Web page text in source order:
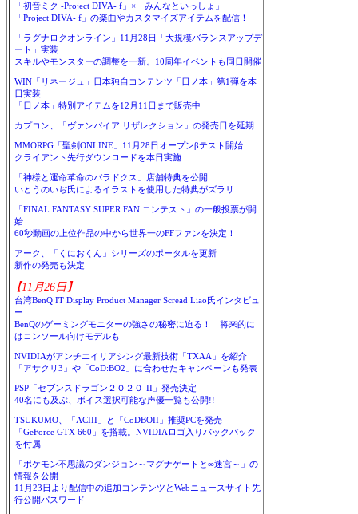
「初音ミク -Project DIVA- f」×「みんなといっしょ」
「Project DIVA- f」の楽曲やカスタマイズアイテムを配信！
「ラグナロクオンライン」11月28日「大規模バランスアップデ
ート」実装
スキルやモンスターの調整を一新。10周年イベントも同日開催
WIN「リネージュ」日本独自コンテンツ「日ノ本」第1弾を本
日実装
「日ノ本」特別アイテムを12月11日まで販売中
カプコン、「ヴァンパイア リザレクション」の発売日を延期
MMORPG「聖剣ONLINE」11月28日オープンβテスト開始
クライアント先行ダウンロードを本日実施
「神様と運命革命のパラドクス」店舗特典を公開
いとうのいぢ氏によるイラストを使用した特典がズラリ
「FINAL FANTASY SUPER FAN コンテスト」の一般投票が開
始
60秒動画の上位作品の中から世界一のFFファンを決定！
アーク、「くにおくん」シリーズのポータルを更新
新作の発売も決定
【11月26日】
台湾BenQ IT Display Product Manager Scread Liao氏インタビュ
ー
BenQのゲーミングモニターの強さの秘密に迫る！ 将来的に
はコンソール向けモデルも
NVIDIAがアンチエイリアシング最新技術「TXAA」を紹介
「アサクリ3」や「CoD:BO2」に合わせたキャンペーンも発表
PSP「セブンスドラゴン２０２０-II」発売決定
40名にも及ぶ、ボイス選択可能な声優一覧も公開!!
TSUKUMO、「ACIII」と「CoDBOII」推奨PCを発売
「GeForce GTX 660」を搭載。NVIDIAロゴ入りバックパック
を付属
「ポケモン不思議のダンジョン～マグナゲートと∞迷宮～」の
情報を公開
11月23日より配信中の追加コンテンツとWebニュースサイト先
行公開パスワード